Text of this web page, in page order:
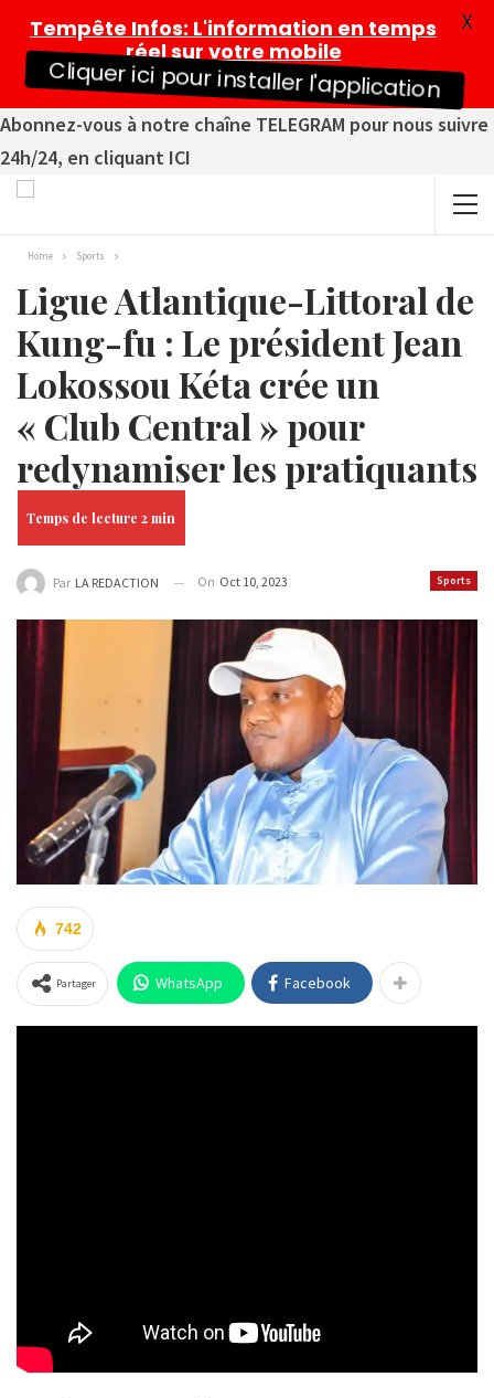
Abonnez-vous à notre chaîne TELEGRAM pour nous suivre
24h/24, en cliquant ICI
Home Sports
Ligue Atlantique-Littoral de
Kung-fu : Le président Jean
Lokossou Kéta crée un
« Club Central » pour
redynamiser les pratiquants
Sports
Par LA REDACTION On Oct 10, 2023
742
Partager WhatsApp Facebook
Tempête Infos: L'information en temps
réel sur votre mobile
Cliquer ici pour installer l'application
X